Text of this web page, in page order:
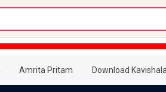
Amrita Pritam Download